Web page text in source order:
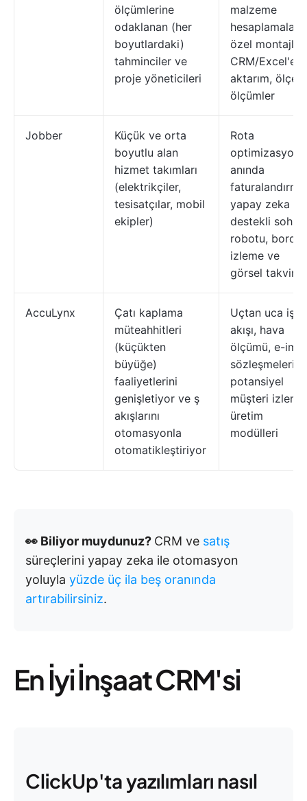
ölçümlerine
odaklanan (her
boyutlardaki)
tahminciler ve
proje yöneticileri
malzeme
hesaplamaları,
özel montajlar,
CRM/Excel'e
aktarım,
ölçümler
Jobber
Küçük ve orta
boyutlu alan
hizmet takımları
(elektrikçiler,
tesisatçılar, mobil
ekipler)
Rota
anında
yapay zeka
destekli
robotu, bordro
izleme ve
görsel takvim
AccuLynx
Çatı kaplama
müteahhitleri
(küçükten
büyüğe)
faaliyetlerini
genişletiyor ve ş
akışlarını
otomasyonla
otomatikleştiriyor
Uçtan uca iş
akışı, hava
ölçümü, e-
sözleşmeleri,
potansiyel
müşteri
üretim
modülleri
👀 Biliyor muydunuz? CRM ve satış
süreçlerini yapay zeka ile otomasyon
yoluyla yüzde üç ila beş oranında
artırabilirsiniz.
En İyi İnşaat CRM'si
ClickUp'ta yazılımları nasıl